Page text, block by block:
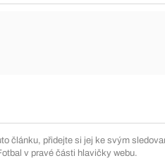
článku, přidejte si jej ke svým
v pravé části hlavičky webu.